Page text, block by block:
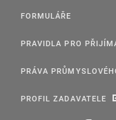
FORMULÁŘE
PRAVIDLA PRO
PRÁVA
PROFIL ZADAVATELE